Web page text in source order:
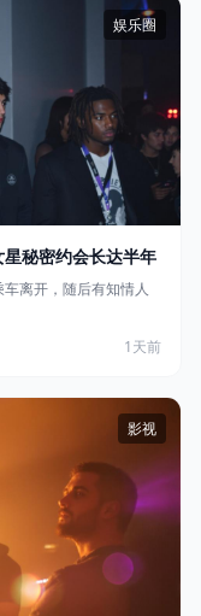
娱乐圈
秘密约会长达半年
离开，随后有知情人
1天前
影视